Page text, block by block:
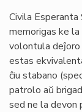
Civila Esperanta
memorigas ke
volontula deĵoro
estas
ĉiu stabano
patrolo aŭ
sed ne la devon